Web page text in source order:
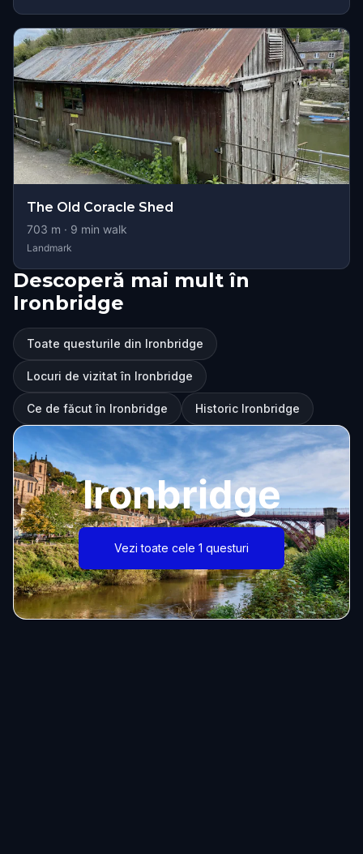
The Old Coracle Shed
703 m · 9 min walk
Landmark
Descoperă mai mult în
Ironbridge
Toate questurile din Ironbridge
Locuri de vizitat în Ironbridge
Ce de făcut în Ironbridge Historic Ironbridge
Ironbridge
Vezi toate cele 1 questuri